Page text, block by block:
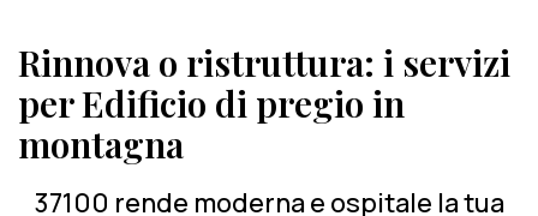
Rinnova o ristruttura: i servizi
per Edificio di pregio in
montagna
37100 rende moderna e ospitale la tua